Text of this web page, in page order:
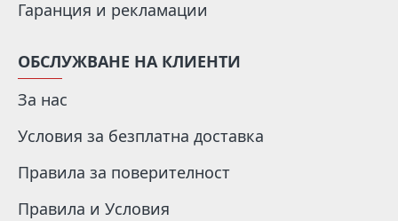
Гаранция и рекламации
ОБСЛУЖВАНЕ НА КЛИЕНТИ
За нас
Условия за безплатна доставка
Правила за поверителност
Правила и Условия